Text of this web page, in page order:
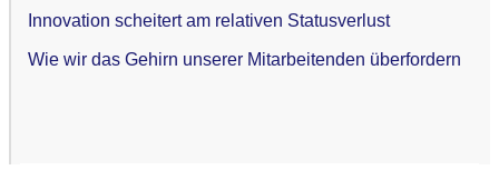
Innovation scheitert am relativen Statusverlust
Wie wir das Gehirn unserer Mitarbeitenden überfordern